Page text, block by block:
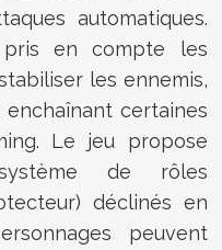
automatiques.
en compte les
les ennemis,
certaines
Le jeu propose
de rôles
déclinés en
peuvent